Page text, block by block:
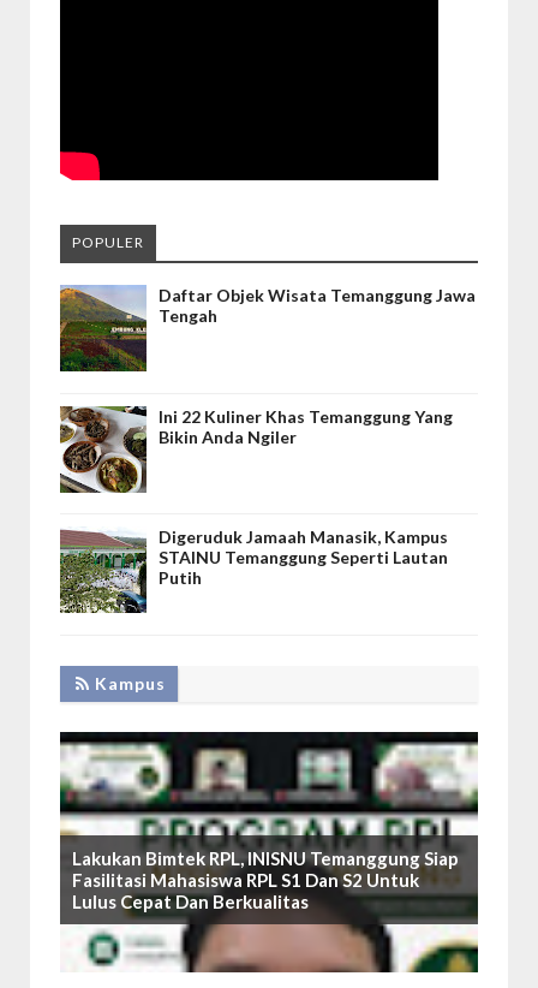
POPULER
Daftar Objek Wisata Temanggung Jawa
Tengah
Ini 22 Kuliner Khas Temanggung Yang
Bikin Anda Ngiler
Digeruduk Jamaah Manasik, Kampus
STAINU Temanggung Seperti Lautan
Putih
Kampus
Lakukan Bimtek RPL, INISNU Temanggung Siap
Fasilitasi Mahasiswa RPL S1 Dan S2 Untuk
Lulus Cepat Dan Berkualitas